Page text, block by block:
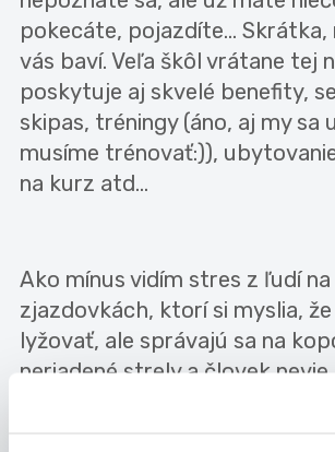
pokecáte, pojazdíte...
vás baví. Veľa škôl vrátane tej
poskytuje aj skvelé benefity,
skipas, tréningy (áno, aj my sa
musíme trénovať:)),
na kurz atd...
Ako mínus vidím stres z ľudí na
zjazdovkách, ktorí si myslia, že
lyžovať, ale správajú sa na
neriadené strely a človek
dotyčný v najbližších metroch